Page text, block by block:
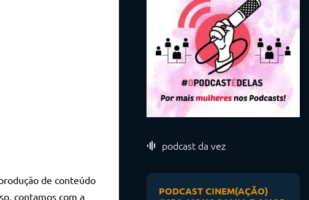
de conteúdo
contamos com a
podcast da vez
PODCAST CINEM(AÇÃO)